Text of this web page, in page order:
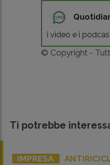
i video e i
© Copyright -
Ti potrebbe
IMPRESA